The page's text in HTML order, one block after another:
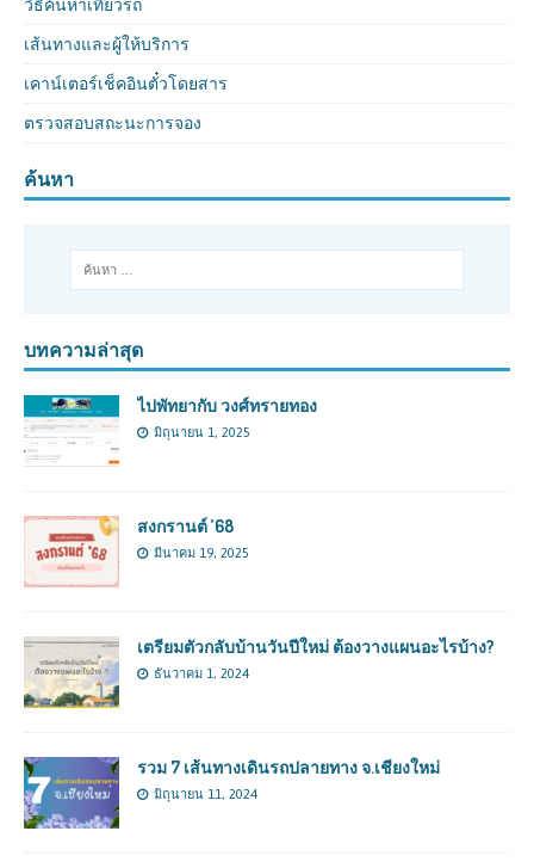
วิธีค้นหาเที่ยวรถ
เส้นทางและผู้ให้บริการ
เคาน์เตอร์เช็คอินตั๋วโดยสาร
ตรวจสอบสถะนะการจอง
ค้นหา
บทความล่าสุด
ไปพัทยากับ วงศ์ทรายทอง
มิถุนายน 1, 2025
สงกรานต์ ’68
มีนาคม 19, 2025
เตรียมตัวกลับบ้านวันปีใหม่ ต้องวางแผนอะไรบ้าง?
ธันวาคม 1, 2024
รวม 7 เส้นทางเดินรถปลายทาง จ.เชียงใหม่
มิถุนายน 11, 2024